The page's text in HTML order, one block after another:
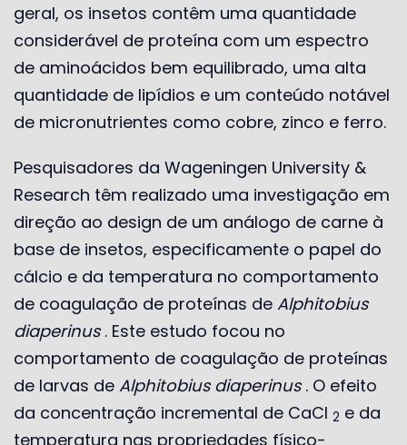
geral, os insetos contêm uma quantidade
considerável de proteína com um espectro
de aminoácidos bem equilibrado, uma alta
quantidade de lipídios e um conteúdo notável
de micronutrientes como cobre, zinco e ferro.
Pesquisadores da Wageningen University &
Research têm realizado uma investigação em
direção ao design de um análogo de carne à
base de insetos, especificamente o papel do
cálcio e da temperatura no comportamento
de coagulação de proteínas de Alphitobius
diaperinus. Este estudo focou no
comportamento de coagulação de proteínas
de larvas de Alphitobius diaperinus. O efeito
da concentração incremental de CaCl 2 e da
temperatura nas propriedades físico-